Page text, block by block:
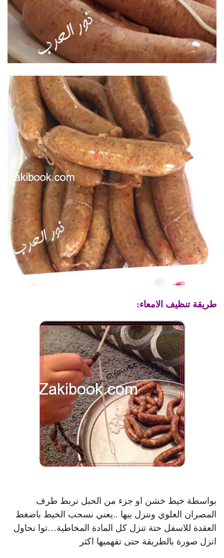
طريقة تنظيف الامعاء:
بواسطة خيط خشن او جزء من الحبل نربط طرف
المصران العلوي وننزل بيها ..يعني نسحب الخيط باضغط
العقدة للاسفل حتة تنزل كل المادة المخاطية…توا نحاول
انزل صورة بالطريقة حتى تفهميها اكثر